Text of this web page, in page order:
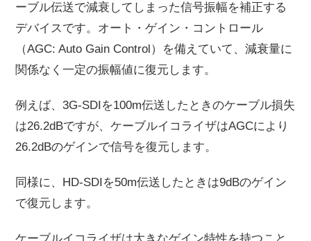
ーブル伝送で減衰してしまった信号振幅を補正する
デバイスです。オート・ゲイン・コントロール
（AGC: Auto Gain Control）を備えていて、減衰量に
関係なく一定の振幅値に復元します。
例えば、3G-SDIを100m伝送したときのケーブル損失
は26.2dBですが、ケーブルイコライザはAGCにより
26.2dBのゲインで信号を復元します。
同様に、HD-SDIを50m伝送したときは9dBのゲイン
で復元します。